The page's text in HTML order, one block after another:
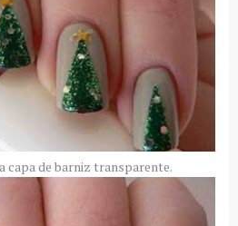
capa de barniz transparente.